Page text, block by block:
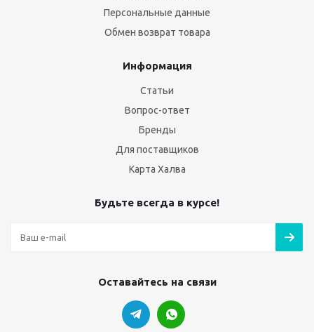
Персональные данные
Обмен возврат товара
Информация
Статьи
Вопрос-ответ
Бренды
Для поставщиков
Карта Халва
Будьте всегда в курсе!
Оставайтесь на связи